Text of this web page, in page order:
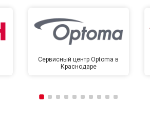
Сервисный центр Optoma в
Краснодаре